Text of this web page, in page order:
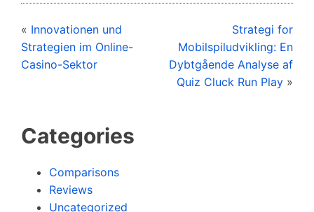
« Innovationen und
Strategien im Online-
Casino-Sektor
Strategi for
Mobilspiludvikling: En
Dybtgående Analyse af
Quiz Cluck Run Play »
Categories
Comparisons
Reviews
Uncategorized